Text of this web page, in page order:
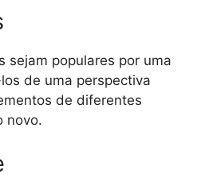
sejam populares por uma
de uma perspectiva
de diferentes
novo.